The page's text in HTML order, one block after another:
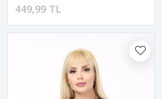
449,99 TL